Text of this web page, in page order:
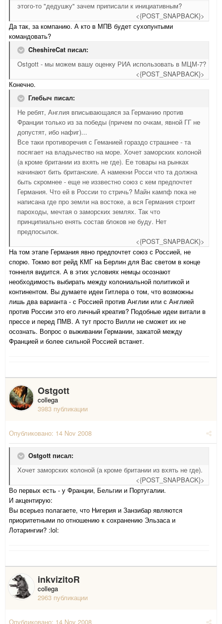
этого-то "дедушку" зачем приписали к инициативным?
<{POST_SNAPBACK}>
Да так, за компанию. А кто в МПВ будет сухопунтыми
командовать?
CheshireCat писал:
Ostgott - мы можем вашу оценку РИА использовать в МЦМ-7?
<{POST_SNAPBACK}>
Конечно.
Глебыч писал:
Не ребят, Англия вписывающаяся за Германию против
Франции только из за победы (причем по очкам, явной ГГ не
допустят, ибо нафиг)...
Все таки противоречия с Геманией гораздо страшнее - та
посягает на владычество на море. Хочет заморских колоной
(а кроме британии из вхять не где). Ее товары на рынках
начинают бить британские. А намекни Росси что та должна
быть скромнее - еще не иззвестно союз с кем предпочтет
Германия. Что ей в России то стричь? Майн кампф пока не
написана где про земли на востоке, а вся Германия строит
пароходы, мечтая о заморских землях. Так что
принципиально енять состав блоков не буду. Нет
предпосылок.
<{POST_SNAPBACK}>
На том этапе Германия явно предпочтет союз с Россией, не
спорю. Токмо вот рейд КМГ на Берлин для Вас светом в конце
тоннеля видится. А в этих условиях немцы осознают
необходимость выбирать между колониальной политикой и
континентом. Вы думаете идеи Гитлера о том, что возможны
лишь два варианта - с Россией против Англии или с Англией
против России это его личный креатив? Подобные идеи витали в
прессе и перед ПМВ. А тут просто Вилли не сможет их не
осознать. Вопрос о выживании Германии, зажатой между
Францией и более сильной Россией встанет.
Ostgott
collega
3983 публикации
Опубликовано: 14 Nov 2008
Ostgott писал:
Хочет заморских колоной (а кроме британии из вхять не где).
<{POST_SNAPBACK}>
Во первых есть - у Франции, Бельгии и Португалии.
И акцентирую:
Вы всерьез полагаете, что Нигерия и Занзибар являются
приоритетными по отношению к сохранению Эльзаса и
Лотарингии? :lol:
inkvizitoR
collega
2963 публикации
Опубликовано: 14 Nov 2008